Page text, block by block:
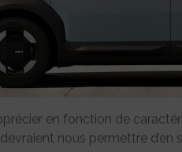
en fonction de
nous permettre d’en